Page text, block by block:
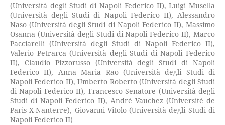
(Università degli Studi di Napoli Federico II), Luigi Musella
(Università degli Studi di Napoli Federico II), Alessandro
Naso (Università degli Studi di Napoli Federico II), Massimo
Osanna (Università degli Studi di Napoli Federico II), Marco
Pacciarelli (Università degli Studi di Napoli Federico II),
Valerio Petrarca (Università degli Studi di Napoli Federico
II), Claudio Pizzorusso (Università degli Studi di Napoli
Federico II), Anna Maria Rao (Università degli Studi di
Napoli Federico II), Umberto Roberto (Università degli Studi
di Napoli Federico II), Francesco Senatore (Università degli
Studi di Napoli Federico II), André Vauchez (Université de
Paris X-Nanterre), Giovanni Vitolo (Università degli Studi di
Napoli Federico II)